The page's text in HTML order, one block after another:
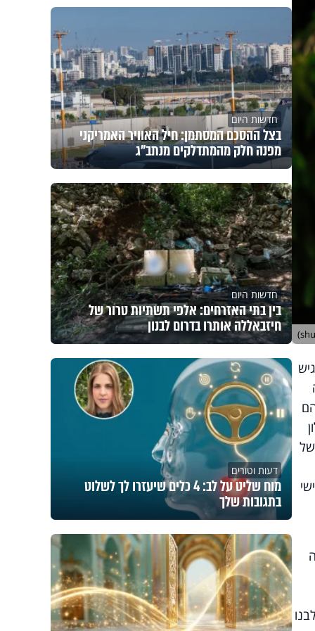
חדשות היום
בצל ההסכם המסתמן: חיל האוויר האמריקני
מפנה חלק מהמתדלקים מנתב"ג
חדשות היום
בין בתי האזרחים: אלפי תשתיות טרור של
חיזבאללה אותרו בדרום לבנון
דעות וטורים
מוח שליט על לב: 4 כלים שיעזרו לך לשלוט
בתגובות שלך